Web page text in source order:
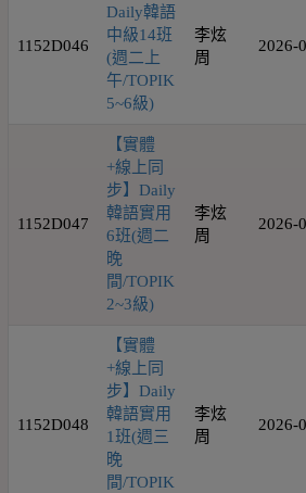
1152D046
Daily韓語
中級14班
(週二上
午/TOPIK
5~6級)
李炫
周
2026-
1152D047
【實體
+線上同
步】Daily
韓語實用
6班(週二
晚
間/TOPIK
2~3級)
李炫
周
2026-
1152D048
【實體
+線上同
步】Daily
韓語實用
1班(週三
晚
間/TOPIK
李炫
周
2026-